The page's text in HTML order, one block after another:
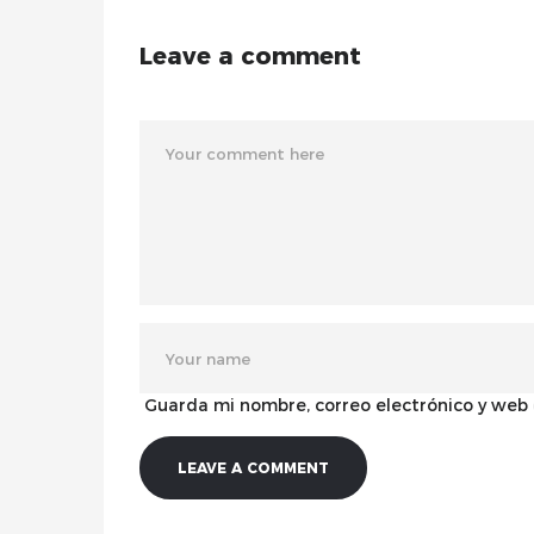
Leave a comment
Guarda mi nombre, correo electrónico y